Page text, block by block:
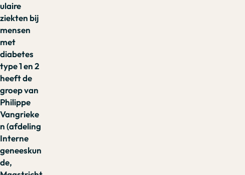
ulaire
ziekten bij
mensen
met
diabetes
type 1 en 2
heeft de
groep van
Philippe
Vangrieke
n (afdeling
Interne
geneeskun
de,